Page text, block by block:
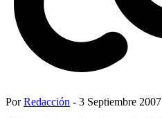
PorRedacción - 3 Septiembre 2007